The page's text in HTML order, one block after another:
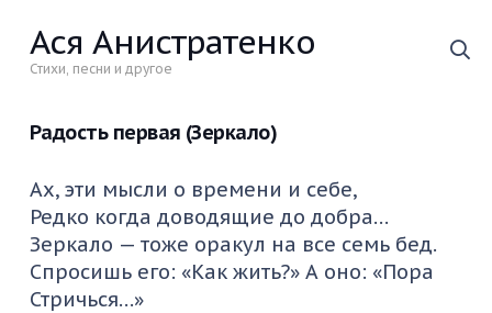
Ася Анистратенко
Стихи, песни и другое
Радость первая (Зеркало)
Ах, эти мысли о времени и себе,
Редко когда доводящие до добра…
Зеркало — тоже оракул на все семь бед.
Спросишь его: «Как жить?» А оно: «Пора
Стричься…»